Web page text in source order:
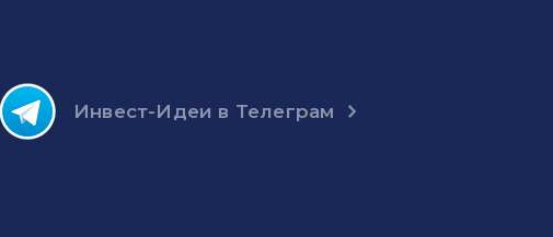
Инвест-Идеи в Телеграм